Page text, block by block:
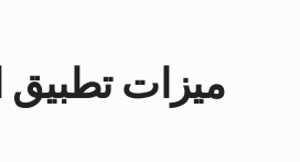
ميزات تطبيق